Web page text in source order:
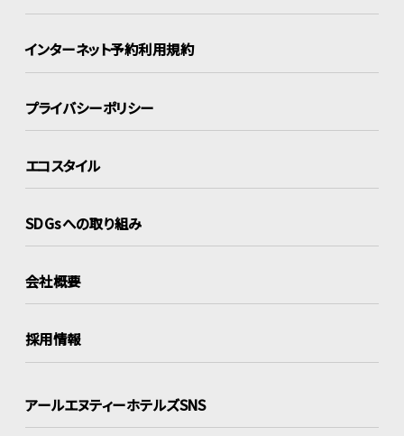
インターネット予約利用規約
プライバシーポリシー
エコスタイル
SDGsへの取り組み
会社概要
採用情報
アールエヌティーホテルズSNS